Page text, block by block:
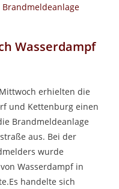
Wasserdampf
erhielten die
und Kettenburg einen
Brandmeldeanlage
aus. Bei der
wurde
Wasserdampf in
handelte sich